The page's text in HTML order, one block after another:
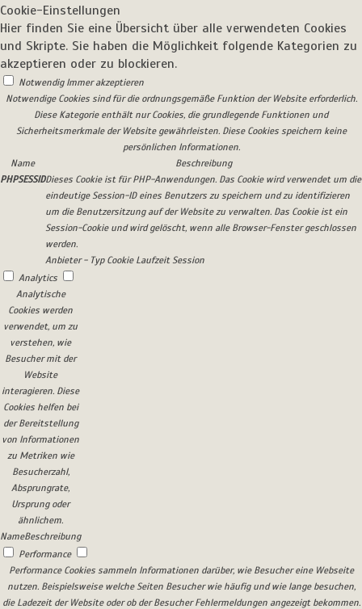
Cookie-Einstellungen
Hier finden Sie eine Übersicht über alle verwendeten Cookies
und Skripte. Sie haben die Möglichkeit folgende Kategorien zu
akzeptieren oder zu blockieren.
Notwendig Immer akzeptieren
Notwendige Cookies sind für die ordnungsgemäße Funktion der Website erforderlich.
Diese Kategorie enthält nur Cookies, die grundlegende Funktionen und
Sicherheitsmerkmale der Website gewährleisten. Diese Cookies speichern keine
persönlichen Informationen.
Name
Beschreibung
PHPSESSIDDieses Cookie ist für PHP-Anwendungen. Das Cookie wird verwendet um die
eindeutige Session-ID eines Benutzers zu speichern und zu identifizieren
um die Benutzersitzung auf der Website zu verwalten. Das Cookie ist ein
Session-Cookie und wird gelöscht, wenn alle Browser-Fenster geschlossen
werden.
Anbieter - Typ Cookie Laufzeit Session
Analytics
Analytische
Cookies werden
verwendet, um zu
verstehen, wie
Besucher mit der
Website
interagieren. Diese
Cookies helfen bei
der Bereitstellung
von Informationen
zu Metriken wie
Besucherzahl,
Absprungrate,
Ursprung oder
ähnlichem.
NameBeschreibung
Performance
Performance Cookies sammeln Informationen darüber, wie Besucher eine Webseite
nutzen. Beispielsweise welche Seiten Besucher wie häufig und wie lange besuchen,
die Ladezeit der Website oder ob der Besucher Fehlermeldungen angezeigt bekommen.